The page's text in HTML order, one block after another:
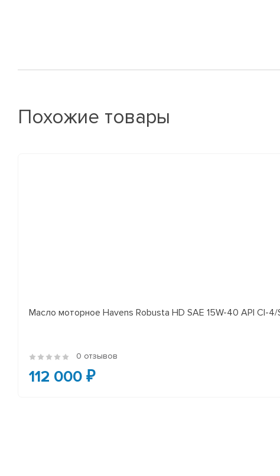
Похожие товары
Масло моторное Havens Robusta HD SAE 15W-40 API CI-4/
0 отзывов
112 000 ₽